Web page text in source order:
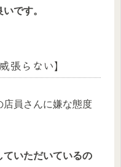
です。
張らない】
店員さんに嫌な態度
ていただいているの